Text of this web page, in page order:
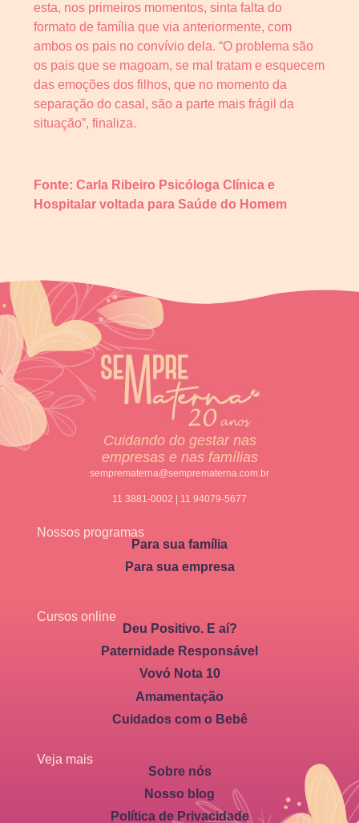
esta, nos primeiros momentos, sinta falta do
formato de família que via anteriormente, com
ambos os pais no convívio dela. “O problema são
os pais que se magoam, se mal tratam e esquecem
das emoções dos filhos, que no momento da
separação do casal, são a parte mais frágil da
situação”, finaliza.
Fonte: Carla Ribeiro Psicóloga Clínica e
Hospitalar voltada para Saúde do Homem
Cuidando do gestar nas
empresas e nas famílias
semprematerna@semprematerna.com.br
11 3881-0002 | 11 94079-5677
Nossos programas
Para sua família
Para sua empresa
Cursos online
Deu Positivo. E aí?
Paternidade Responsável
Vovó Nota 10
Amamentação
Cuidados com o Bebê
Veja mais
Sobre nós
Nosso blog
Política de Privacidade